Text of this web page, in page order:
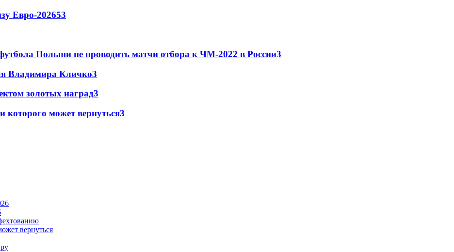
Евро-202653
Польши не проводить матчи отбора к ЧМ-2022 в России3
Владимира Кличко3
золотых наград3
которого может вернуться3
вернуться